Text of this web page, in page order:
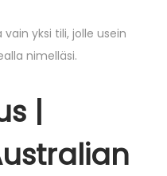
yksi tili, jolle usein
nimelläsi.
|